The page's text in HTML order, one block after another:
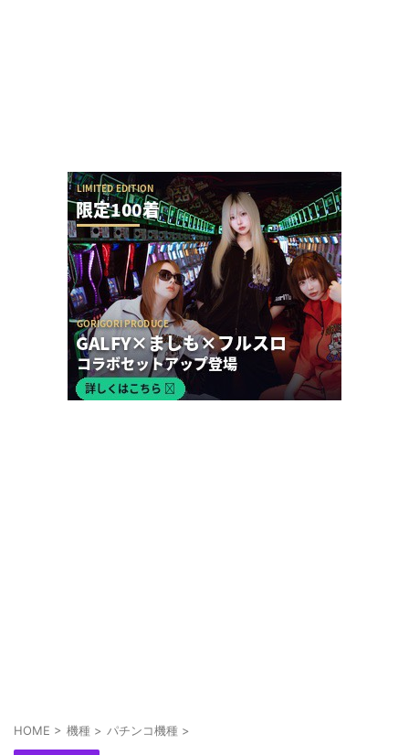
ネイルが特徴的な女性演者さん「指が気になって
仕方ない、スロには不向き」とインスタで言われ
て...
HOME > 機種 > パチンコ機種 >